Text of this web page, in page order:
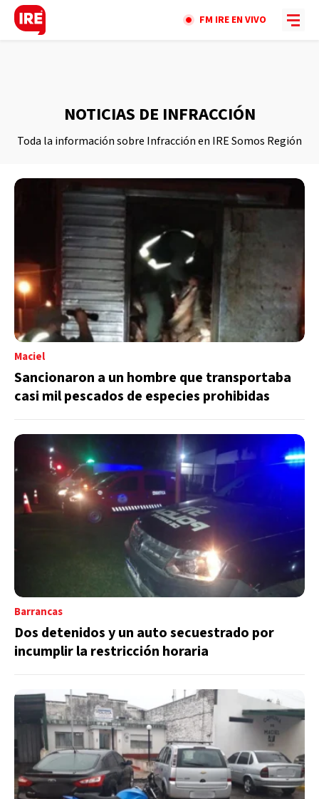
FM IRE EN VIVO
NOTICIAS DE INFRACCIÓN
Toda la información sobre Infracción en IRE Somos Región
Maciel
Sancionaron a un hombre que transportaba
casi mil pescados de especies prohibidas
Barrancas
Dos detenidos y un auto secuestrado por
incumplir la restricción horaria